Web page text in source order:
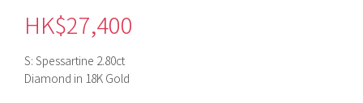
HK$27,400
S: Spessartine 2.80ct
Diamond in 18K Gold